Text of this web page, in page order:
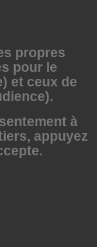
propres
pour le
et ceux de
à
appuyez